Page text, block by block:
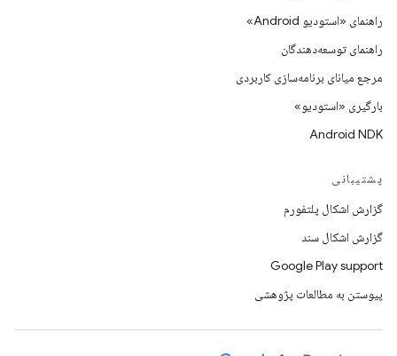
راهنمای «استودیو Android»
راهنمای توسعه‌دهندگان
مرجع میانای برنامه‌سازی کاربردی
بارگیری «استودیو»
Android NDK
پشتیبانی
گزارش اشکال پلتفورم
گزارش اشکال سند
Google Play support
پیوستن به مطالعات پژوهشی